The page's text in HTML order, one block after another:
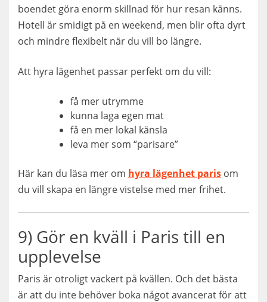
boendet göra enorm skillnad för hur resan känns.
Hotell är smidigt på en weekend, men blir ofta dyrt
och mindre flexibelt när du vill bo längre.
Att hyra lägenhet passar perfekt om du vill:
få mer utrymme
kunna laga egen mat
få en mer lokal känsla
leva mer som “parisare”
Här kan du läsa mer om hyra lägenhet paris om
du vill skapa en längre vistelse med mer frihet.
9) Gör en kväll i Paris till en
upplevelse
Paris är otroligt vackert på kvällen. Och det bästa
är att du inte behöver boka något avancerat för att